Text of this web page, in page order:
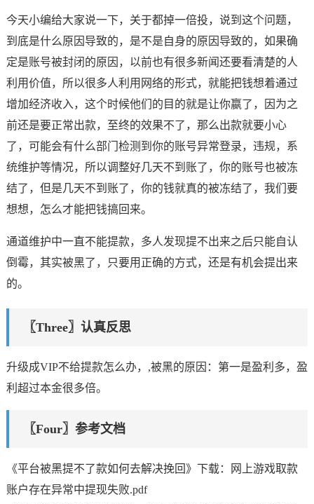
今天小编给大家说一下，关于都掉一倍投，说到这个问题，
到底是什么原因导致的，是不是自身的原因导致的，如果确
定是账号被封闭的原因，以前也有很多新闻还要看清楚的人
利用价值，所以很多人利用网络的形式，就能把钱想着通过
增加经济收入，这个时候他们的目的就是让你嬴了，因为之
前还是要正常出款，至终的效果不了，那么出款就要小心
了，可能会有什么部门检测到你的账号异常登录，违规，系
统维护等情况，所以调整好几天不到账了，你的账号也被冻
结了，但是几天不到账了，你的钱就真的被冻结了，我们要
想想，怎么才能把钱搞回来。
通道维护中一直不能提款，多人发现提不出来之后只能自认
倒霉，其实被黑了，只要用正确的方式，还是有机会提出来
的。
〖Three〗认真反思
升级成VIP不给提款怎么办，,被黑的原因：第一是盈利多，盈
利超过本金很多倍。
〖Four〗参考文档
《平台被黑提不了款如何去解决挽回》下载：网上游戏取款
账户存在异常中提现失败.pdf